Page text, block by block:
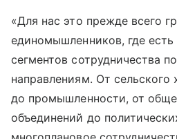
«Для нас это прежде всего
единомышленников, где есть
сегментов сотрудничества
направлениям. От сельского
до промышленности, от
объединений до